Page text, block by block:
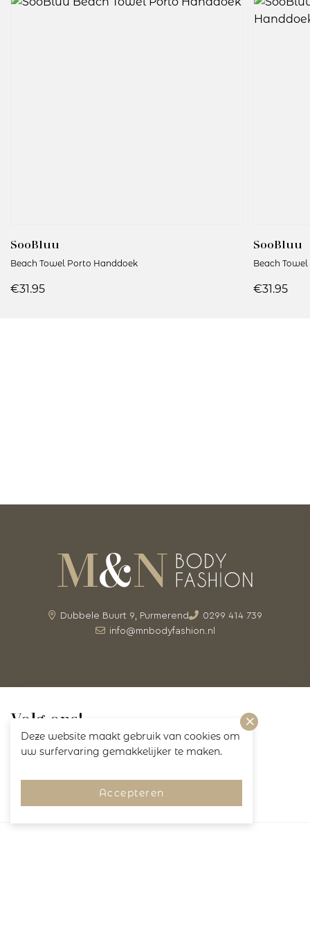
Deze website maakt gebruik van cookies om
uw surfervaring gemakkelijker te maken.
Accepteren
SooBluu
Beach Towel Porto Handdoek
€31.95
SooBluu
Beach
€31.95
Dubbele Buurt 9, Purmerend
0299 414 739
info@mnbodyfashion.nl
Volg ons!